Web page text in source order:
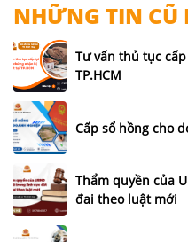
NHỮNG TIN CŨ
Tư vấn thủ tục
TP.HCM
Cấp sổ hồng cho
Thẩm quyền của
đai theo luật mới